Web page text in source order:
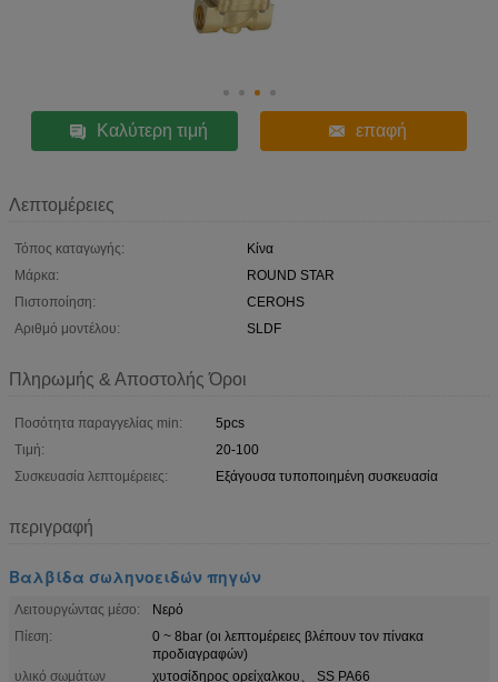
Καλύτερη τιμή επαφή
Λεπτομέρειες
Τόπος καταγωγής:
Κίνα
Μάρκα:
ROUND STAR
Πιστοποίηση:
CEROHS
Αριθμό μοντέλου:
SLDF
Πληρωμής & Αποστολής Όροι
Ποσότητα παραγγελίας min:
5pcs
Τιμή:
20-100
Συσκευασία λεπτομέρειες:
Εξάγουσα τυποποιημένη συσκευασία
περιγραφή
Βαλβίδα σωληνοειδών πηγών
Λειτουργώντας μέσο:
Νερό
Πίεση:
0 ~ 8bar (οι λεπτομέρειες βλέπουν τον πίνακα
προδιαγραφών)
υλικό σωμάτων
χυτοσίδηρος ορείχαλκου、 SS PA66